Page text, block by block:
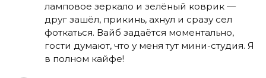
ламповое зеркало и зелёный коврик —
друг зашёл, прикинь, ахнул и сразу сел
фоткаться. Вайб задаётся моментально,
гости думают, что у меня тут мини-студия. Я
в полном кайфе!